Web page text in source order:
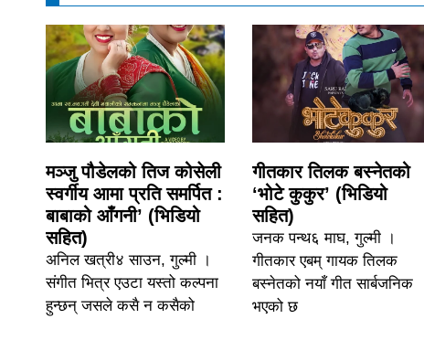
मञ्जु पौडेलको तिज कोसेली
स्वर्गीय आमा प्रति समर्पित :
बाबाको आँगनी’ (भिडियो
सहित)
अनिल खत्री४ साउन, गुल्मी ।
संगीत भित्र एउटा यस्तो कल्पना
हुन्छन् जसले कसै न कसैको
गीतकार तिलक बस्नेतको
‘भोटे कुकुर’ (भिडियो
सहित)
जनक पन्थ६ माघ, गुल्मी ।
गीतकार एबम् गायक तिलक
बस्नेतको नयाँ गीत सार्बजनिक
भएको छ